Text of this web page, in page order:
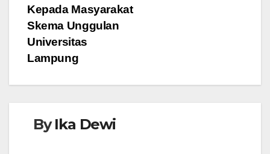
Kepada Masyarakat
Skema Unggulan
Universitas
Lampung
ByIka Dewi